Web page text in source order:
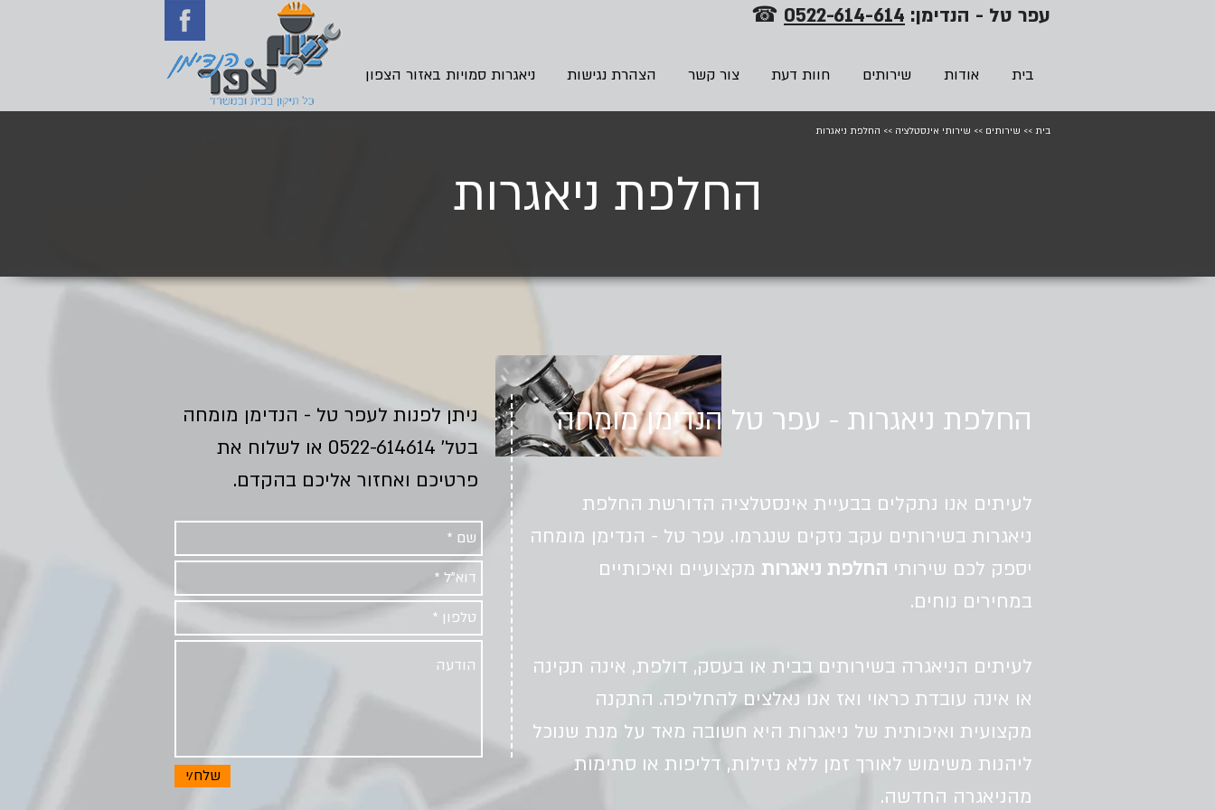
עפר טל - הנדימן: 0522-614-614
☎
בית אודות שירותים חוות דעת צור קשר הצהרת נגישות ניאגרות סמויות באזור הצפון
החלפת ניאגרות - עפר טל הנדימן מומחה
לעיתים אנו נתקלים בבעיית אינסטלציה הדורשת החלפת
ניאגרות בשירותים עקב נזקים שנגרמו. עפר טל - הנדימן מומחה
יספק לכם שירותי החלפת ניאגרות מקצועיים ואיכותיים
במחירים נוחים.
לעיתים הניאגרה בשירותים בבית או בעסק, דולפת, אינה תקינה
או אינה עובדת כראוי ואז אנו נאלצים להחליפה. התקנה
מקצועית ואיכותית של ניאגרות היא חשובה מאד על מנת שנוכל
ליהנות משימוש לאורך זמן ללא נזילות, דליפות או סתימות
מהניאגרה החדשה.
שלח/י
ניתן לפנות לעפר טל - הנדימן מומחה
בטל' 0522-614614 או לשלוח את
פרטיכם ואחזור אליכם בהקדם.
בית >> שירותים >> שירותי אינסטלציה >> החלפת ניאגרות
החלפת ניאגרות